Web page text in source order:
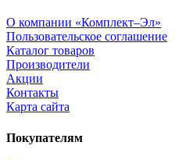
О компании «Комплект–Эл»
Пользовательское соглашение
Каталог товаров
Производители
Акции
Контакты
Карта сайта
Покупателям